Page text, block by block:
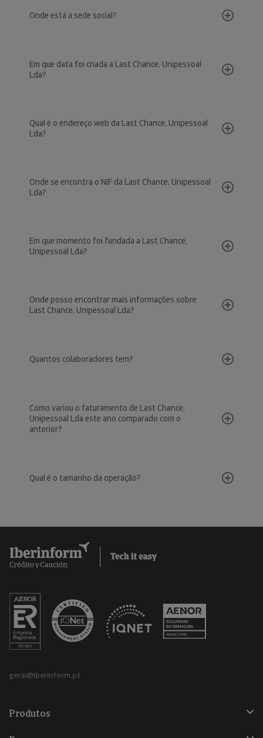
Onde está a sede social?
Em que data foi criada a Last Chance, Unipessoal
Lda?
Qual é o endereço web da Last Chance, Unipessoal
Lda?
Onde se encontra o NIF da Last Chance, Unipessoal
Lda?
Em que momento foi fundada a Last Chance,
Unipessoal Lda?
Onde posso encontrar mais informações sobre
Last Chance, Unipessoal Lda?
Quantos colaboradores tem?
Como variou o faturamento de Last Chance,
Unipessoal Lda este ano comparado com o
anterior?
Qual é o tamanho da operação?
geral@iberinform.pt
Produtos